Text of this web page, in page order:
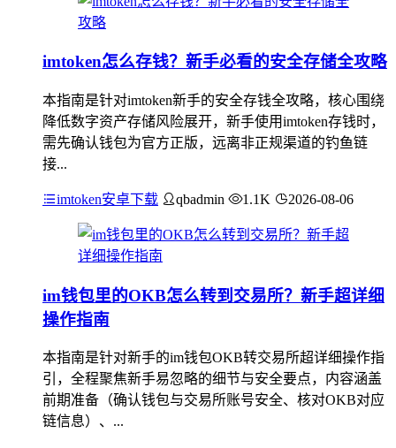
imtoken怎么存钱？新手必看的安全存储全攻略
本指南是针对imtoken新手的安全存钱全攻略，核心围绕
降低数字资产存储风险展开，新手使用imtoken存钱时，
需先确认钱包为官方正版，远离非正规渠道的钓鱼链
接...
imtoken安卓下载 qbadmin 1.1K 2026-08-06
im钱包里的OKB怎么转到交易所？新手超详细
操作指南
本指南是针对新手的im钱包OKB转交易所超详细操作指
引，全程聚焦新手易忽略的细节与安全要点，内容涵盖
前期准备（确认钱包与交易所账号安全、核对OKB对应
链信息）、...